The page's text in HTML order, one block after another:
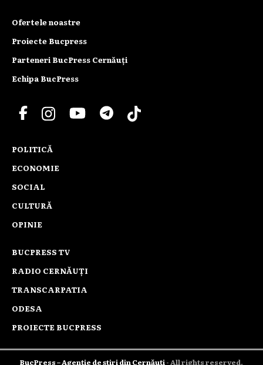
Ofertele noastre
Proiecte Bucpress
Parteneri BucPress Cernăuți
Echipa BucPress
POLITICĂ
ECONOMIE
SOCIAL
CULTURĂ
OPINIE
BUCPRESS TV
RADIO CERNĂUȚI
TRANSCARPATIA
ODESA
PROIECTE BUCPRESS
BucPress – Agenție de știri din Cernăuți- All rights reserved.